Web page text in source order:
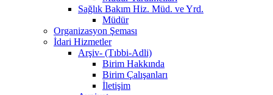
Sağlık Bakım Hiz. Müd. ve Yrd.
Müdür
Organizasyon Şeması
İdari Hizmetler
Arşiv- (Tıbbi-Adli)
Birim Hakkında
Birim Çalışanları
İletişim